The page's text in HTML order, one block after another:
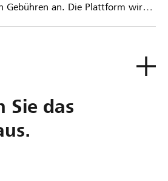
Gebühren an. Die Plattform wird
Sie das